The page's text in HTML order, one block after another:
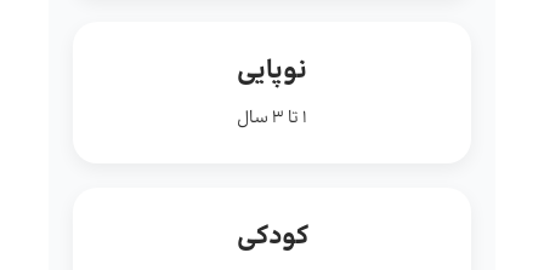
نوپایی
1 تا 3 سال
کودکی